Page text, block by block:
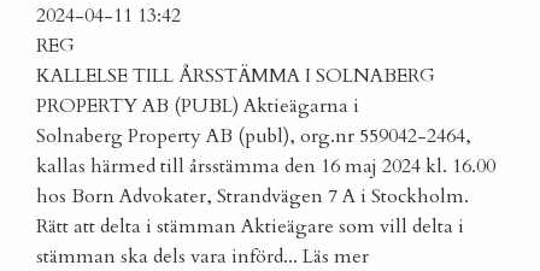
2024-04-11 13:42
REG
KALLELSE TILL ÅRSSTÄMMA I SOLNABERG
PROPERTY AB (PUBL) Aktieägarna i
Solnaberg Property AB (publ), org.nr 559042-2464,
kallas härmed till årsstämma den 16 maj 2024 kl. 16.00
hos Born Advokater, Strandvägen 7 A i Stockholm.
Rätt att delta i stämman Aktieägare som vill delta i
stämman ska dels vara införd... Läs mer